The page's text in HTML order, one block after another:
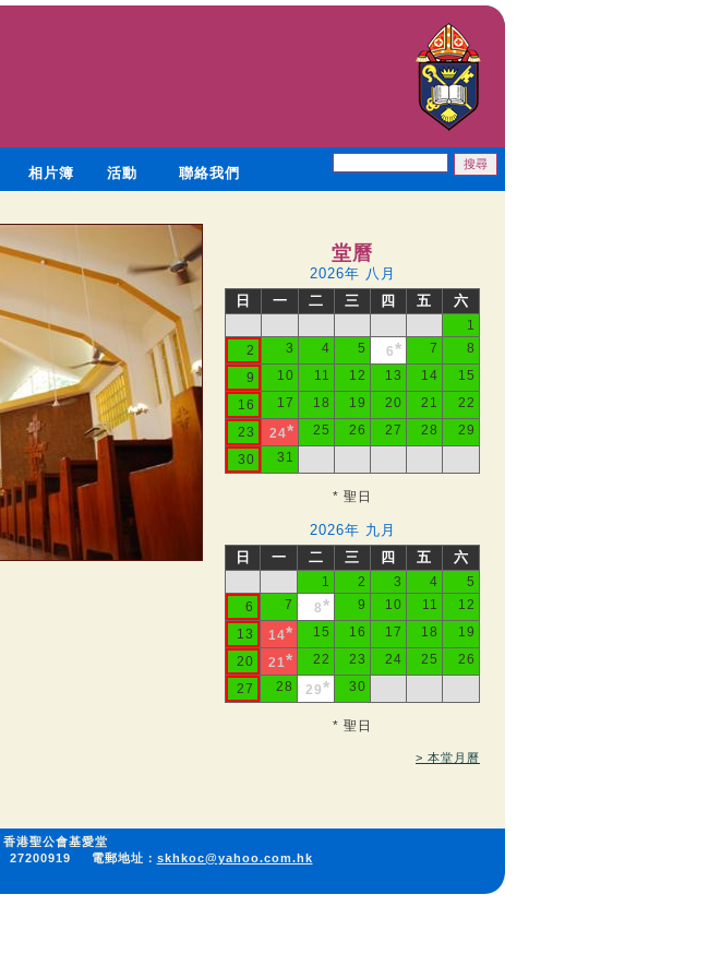
相片簿 活動 聯絡我們
堂曆
2026年 八月
日
一 二 三 四 五 六
1
2
3 4 5 6* 7
8
9
10 11 12 13 14
15
16
17 18 19 20 21
22
23
24* 25 26 27 28
29
30
31
* 聖日
2026年 九月
日
一 二 三 四 五 六
1 2 3 4
5
6
7 8* 9 10 11
12
13
14* 15 16 17 18
19
20
21* 22 23 24 25
26
27
28 29* 30
* 聖日
> 本堂月曆
香港聖公會基愛堂
27200919 電郵地址： skhkoc@yahoo.com.hk